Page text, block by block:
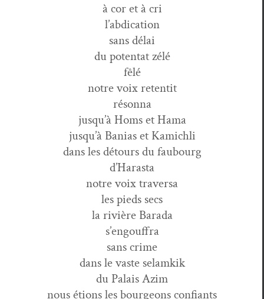
à cor et à cri
l’abdication
sans délai
du poten­tat zélé
fêlé
notre voix retentit
résonna
jusqu’à Homs et Hama
jusqu’à Banias et Kamichli
dans les détours du faubourg
d’Harasta
notre voix traversa
les pieds secs
la riv­ière Barada
s’engouffra
sans crime
dans le vaste selamkik
du Palais Azim
nous étions les bour­geons confiants